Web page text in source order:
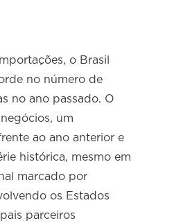
o Brasil
no número de
no ano passado. O
um
ao ano anterior e
histórica, mesmo em
marcado por
os Estados
parceiros